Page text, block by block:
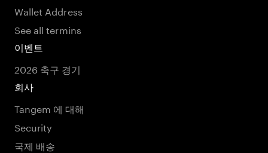
Wallet Address
See all termins
이벤트
2026 축구 경기
회사
Tangem 에 대해
Security
국제 배송